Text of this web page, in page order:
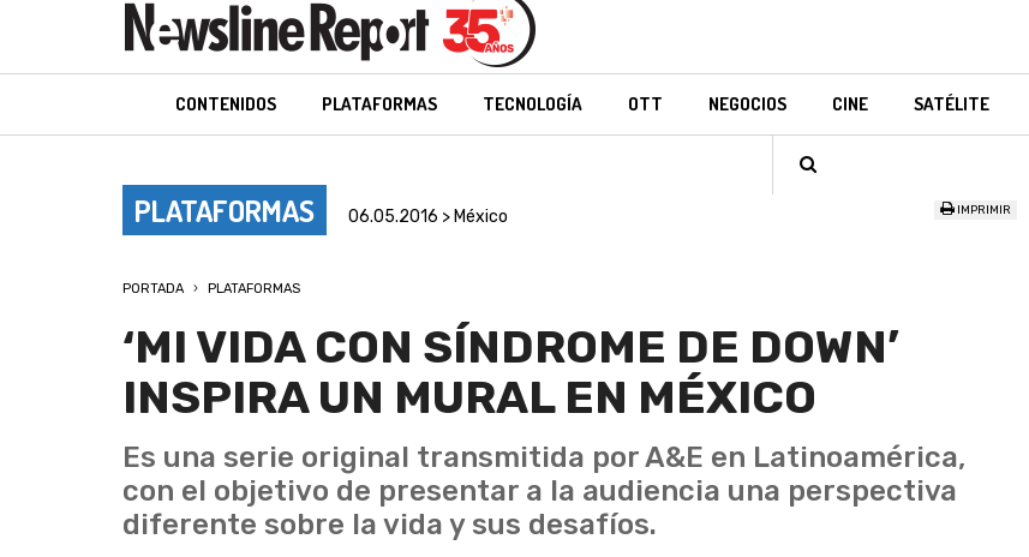
CONTENIDOS PLATAFORMAS TECNOLOGÍA OTT NEGOCIOS CINE SATÉLITE
PLATAFORMAS 06.05.2016 > México IMPRIMIR
PORTADA PLATAFORMAS
‘MI VIDA CON SÍNDROME DE DOWN’
INSPIRA UN MURAL EN MÉXICO
Es una serie original transmitida por A&E en Latinoamérica,
con el objetivo de presentar a la audiencia una perspectiva
diferente sobre la vida y sus desafíos.